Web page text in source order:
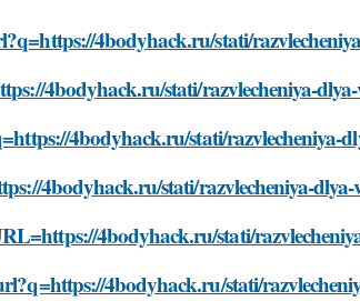
4bodyhack.ru/stati/
4bodyhack.ru/stati/razvlecheniya-
4bodyhack.ru/stati/
4bodyhack.ru/stati/razvlecheniya-
4bodyhack.ru/stati/
4bodyhack.ru/stati/